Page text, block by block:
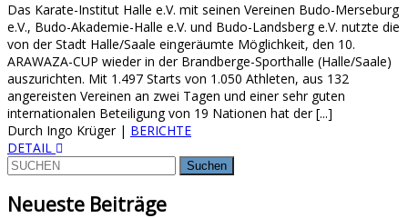
Das Karate-Institut Halle e.V. mit seinen Vereinen Budo-Merseburg
e.V., Budo-Akademie-Halle e.V. und Budo-Landsberg e.V. nutzte die
von der Stadt Halle/Saale eingeräumte Möglichkeit, den 10.
ARAWAZA-CUP wieder in der Brandberge-Sporthalle (Halle/Saale)
auszurichten. Mit 1.497 Starts von 1.050 Athleten, aus 132
angereisten Vereinen an zwei Tagen und einer sehr guten
internationalen Beteiligung von 19 Nationen hat der [...]
Durch Ingo Krüger | BERICHTE
DETAIL
Suchen
Neueste Beiträge